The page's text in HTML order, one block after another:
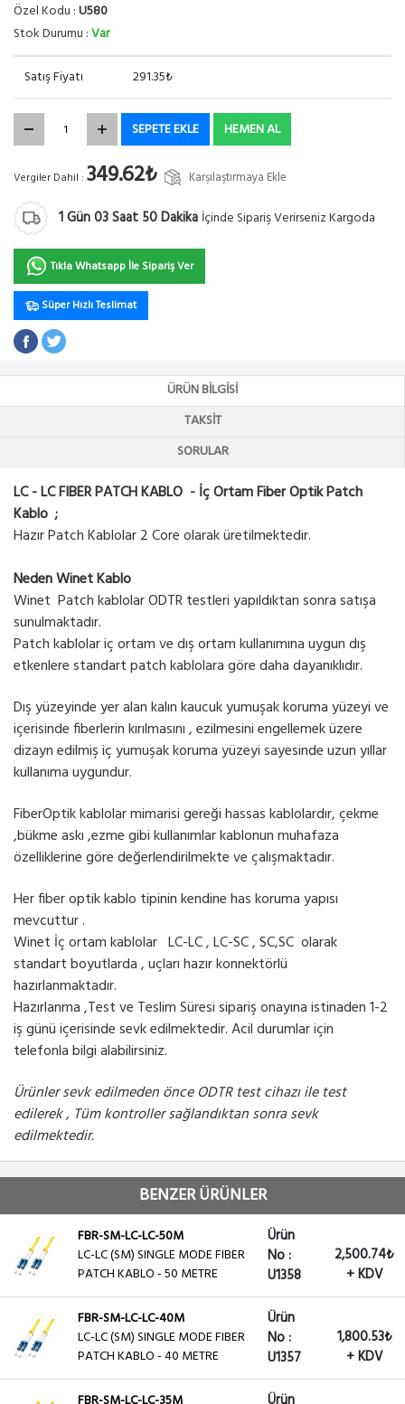
Özel Kodu :U580
Stok Durumu :Var
Satış Fiyatı 291.35₺
SEPETE EKLE HEMEN AL
Vergiler Dahil : 349.62₺ Karşılaştırmaya Ekle
1Gün03Saat 50Dakika İçinde Sipariş Verirseniz Kargoda
Tıkla Whatsapp İle Sipariş Ver
Süper Hızlı Teslimat
ÜRÜN BILGISI
TAKSIT
SORULAR
LC - LC FIBER PATCH KABLO - İç Ortam Fiber Optik Patch
Kablo ;
Hazır Patch Kablolar 2 Core olarak üretilmektedir.
Neden Winet Kablo
Winet Patch kablolar ODTR testleri yapıldıktan sonra satışa
sunulmaktadır.
Patch kablolar iç ortam ve dış ortam kullanımına uygun dış
etkenlere standart patch kablolara göre daha dayanıklıdır.
Dış yüzeyinde yer alan kalın kaucuk yumuşak koruma yüzeyi ve
içerisinde fiberlerin kırılmasını , ezilmesini engellemek üzere
dizayn edilmiş iç yumuşak koruma yüzeyi sayesinde uzun yıllar
kullanıma uygundur.
FiberOptik kablolar mimarisi gereği hassas kablolardır, çekme
,bükme askı ,ezme gibi kullanımlar kablonun muhafaza
özelliklerine göre değerlendirilmekte ve çalışmaktadır.
Her fiber optik kablo tipinin kendine has koruma yapısı
mevcuttur .
Winet İç ortam kablolar LC-LC , LC-SC , SC,SC olarak
standart boyutlarda , uçları hazır konnektörlü
hazırlanmaktadır.
Hazırlanma ,Test ve Teslim Süresi sipariş onayına istinaden 1-2
iş günü içerisinde sevk edilmektedir. Acil durumlar için
telefonla bilgi alabilirsiniz.
Ürünler sevk edilmeden önce ODTR test cihazı ile test
edilerek , Tüm kontroller sağlandıktan sonra sevk
edilmektedir.
BENZER ÜRÜNLER
FBR-SM-LC-LC-50M
LC-LC (SM) SINGLE MODE FIBER
PATCH KABLO - 50 METRE
Ürün
No :
U1358
2,500.74₺
+ KDV
FBR-SM-LC-LC-40M
LC-LC (SM) SINGLE MODE FIBER
PATCH KABLO - 40 METRE
Ürün
No :
U1357
1,800.53₺
+ KDV